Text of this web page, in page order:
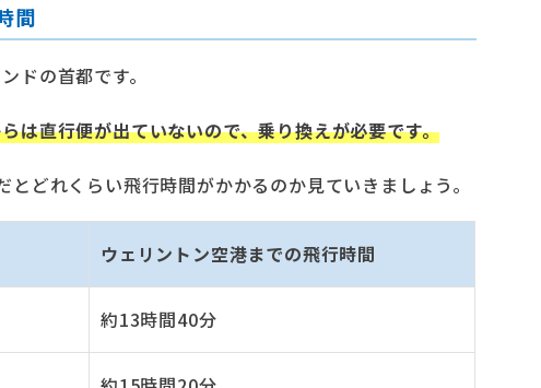
間
ドの首都です。
は直行便が出ていないので、乗り換えが必要です。
どれくらい飛行時間がかかるのか見ていきましょう。
ウェリントン空港までの飛行時間
約13時間40分